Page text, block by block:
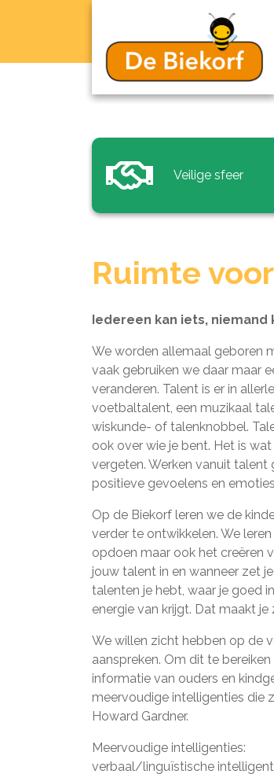
Veilige sfeer
Ruimte
Iedereen kan iets, niemand
We worden allemaal geboren
vaak gebruiken we daar maar
veranderen. Talent is er in
voetbaltalent, een muzikaal
wiskunde- of talenknobbel.
ook over wie je bent. Het is
vergeten. Werken vanuit
positieve gevoelens en
Op de Biekorf leren we de
verder te ontwikkelen. We
opdoen maar ook het creëren
jouw talent in en wanneer zet
talenten je hebt, waar je goed
energie van krijgt. Dat maakt
We willen zicht hebben op de
aanspreken. Om dit te
informatie van ouders en
meervoudige intelligenties die
Howard Gardner.
Meervoudige intelligenties:
verbaal/linguïstische